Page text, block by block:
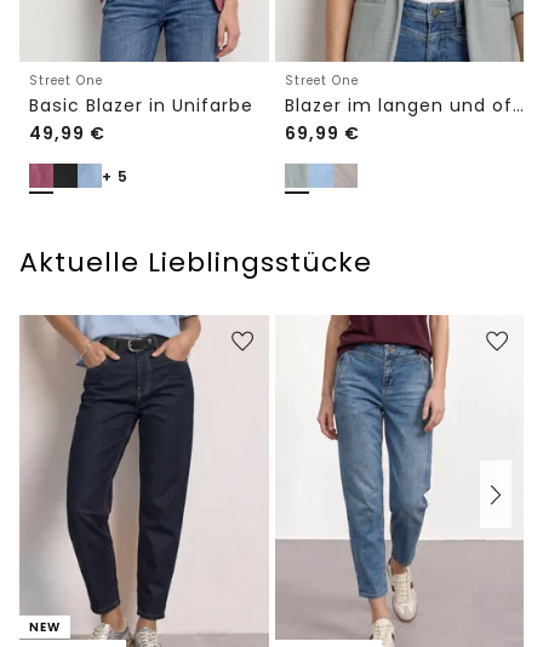
Street One
Basic Blazer in Unifarbe
49,99 €
+ 5
Street One
Blazer im langen und offenen Schnitt
69,99 €
Aktuelle Lieblingsstücke
NEW